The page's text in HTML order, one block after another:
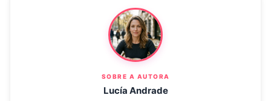
SOBRE A AUTORA
Lucía Andrade